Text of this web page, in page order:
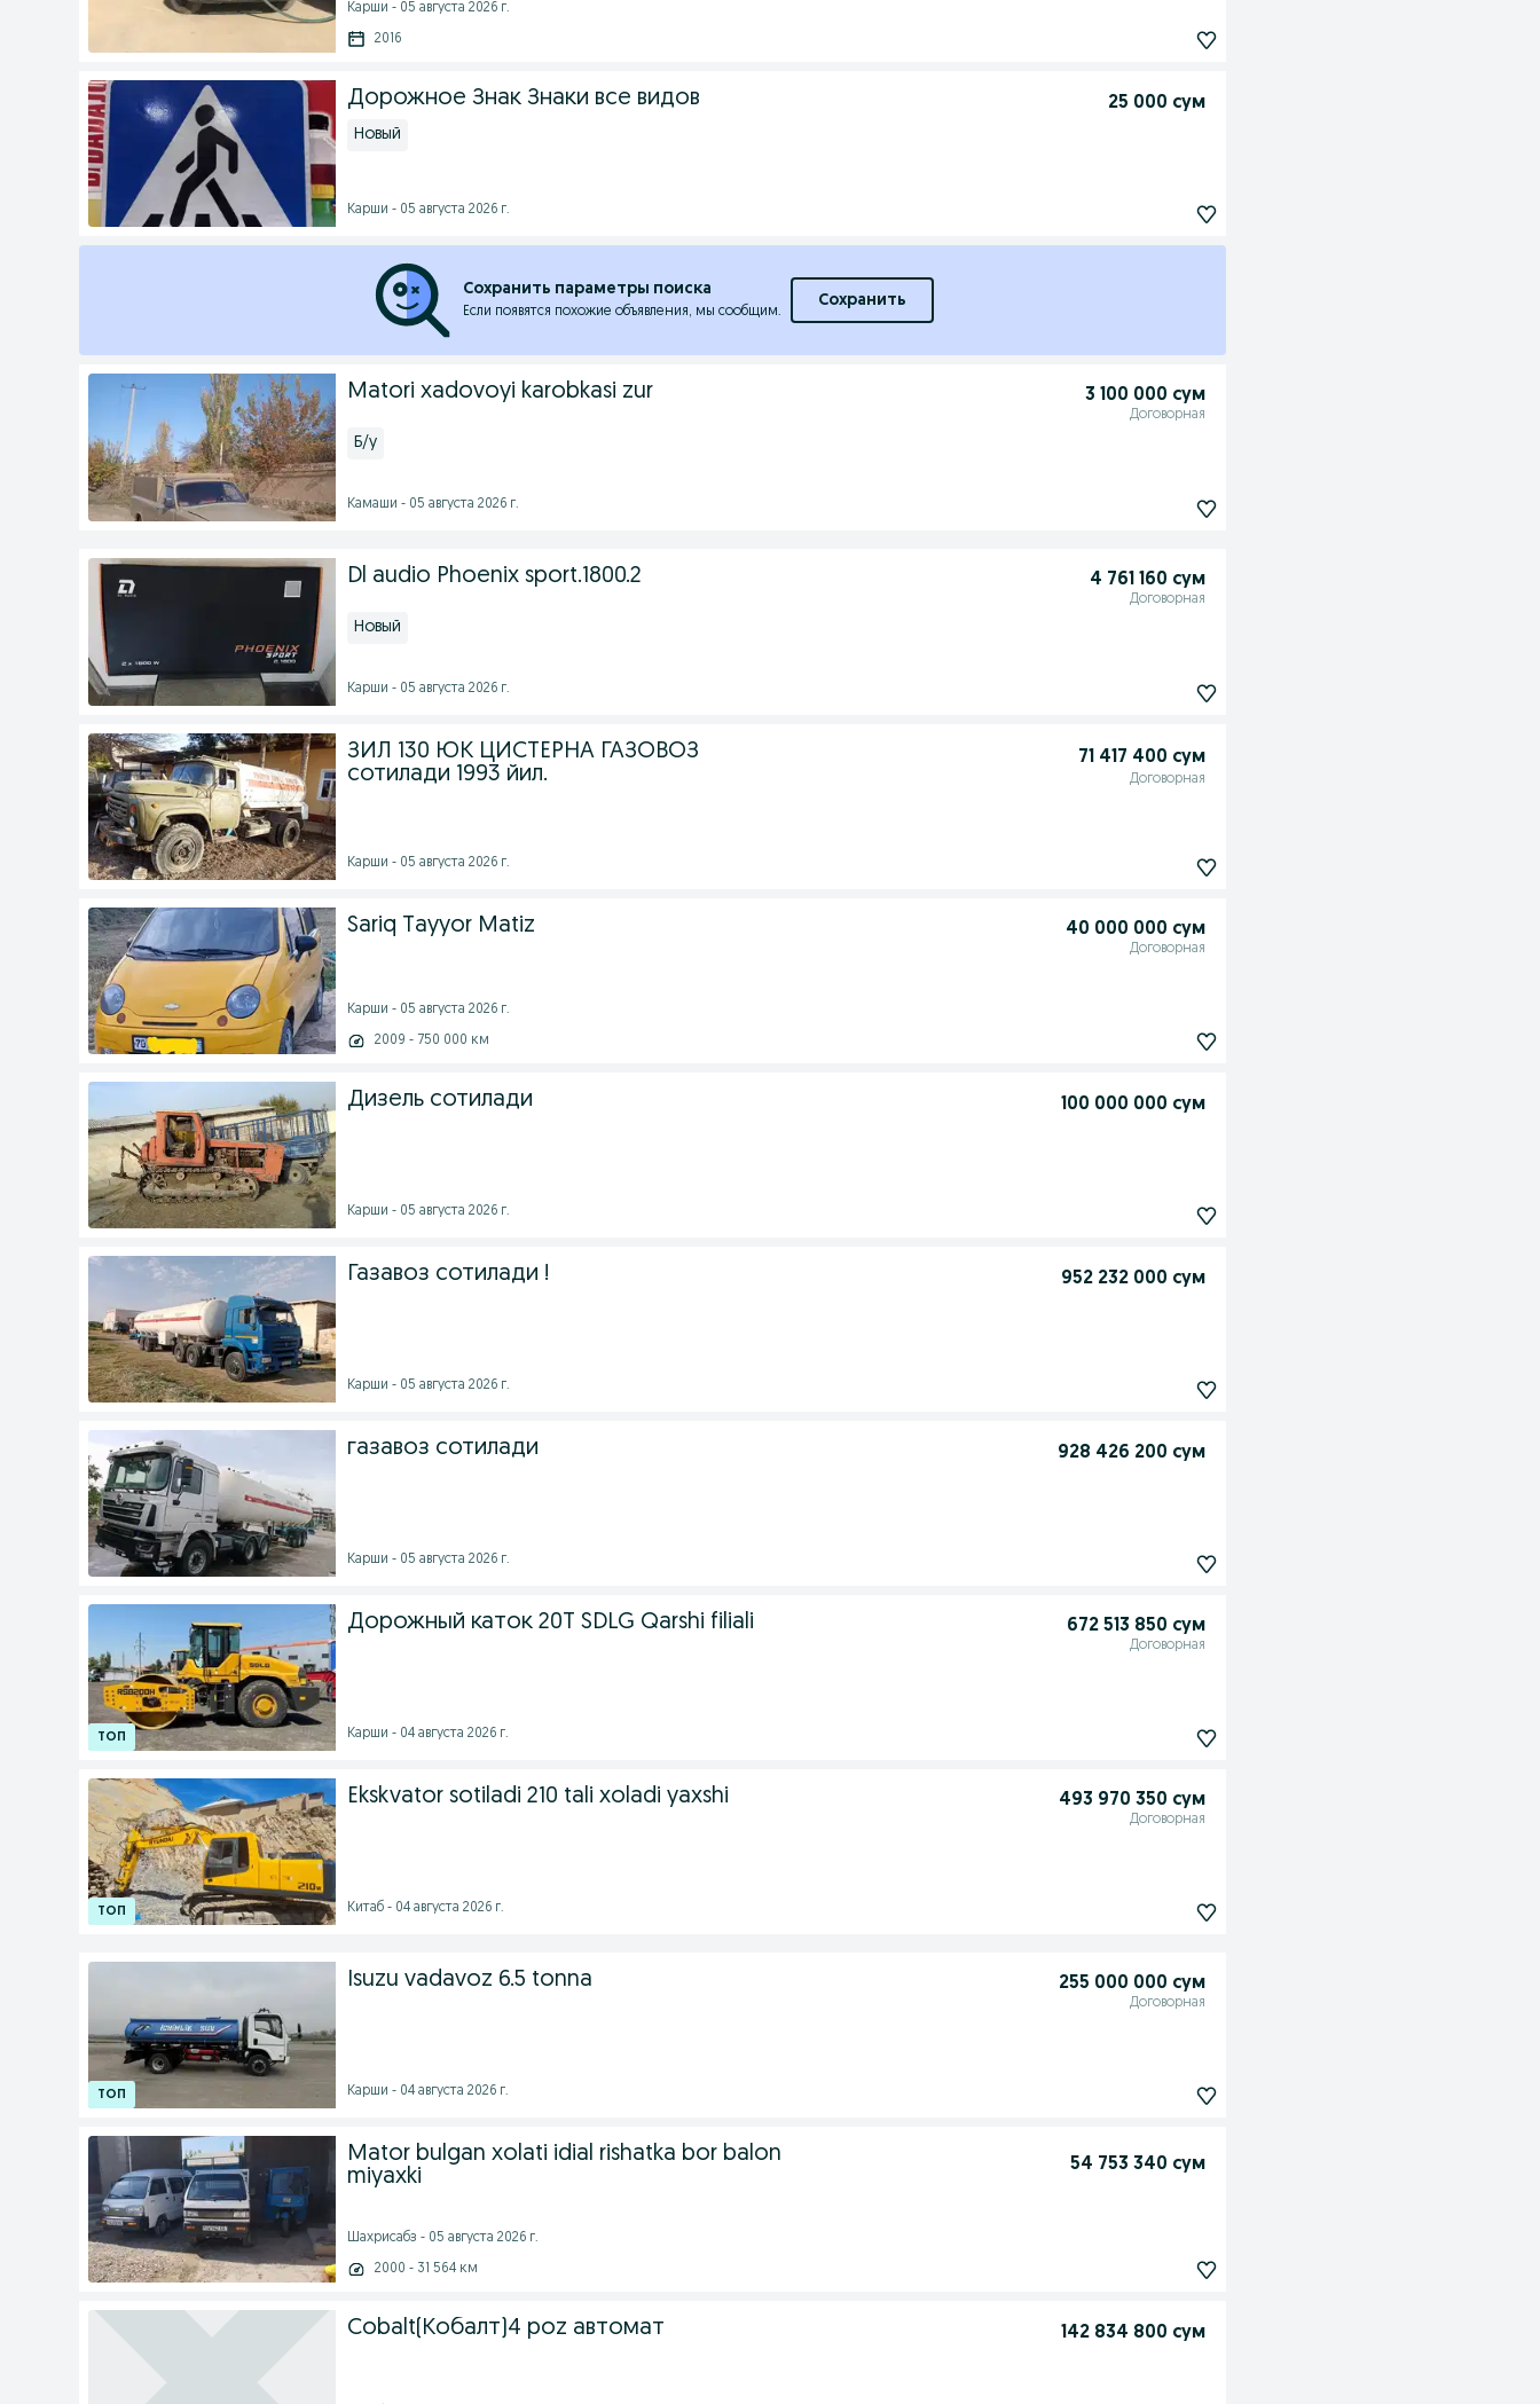
Карши - 05 августа 2026 г.
2016
Дорожное Знак Знаки все видов 25 000 сум
Новый
Карши - 05 августа 2026 г.
Сохранить параметры поиска
Если появятся похожие объявления, мы сообщим.
Сохранить
Matori xadovoyi karobkasi zur 3 100 000 сум
Договорная
Б/у
Камаши - 05 августа 2026 г.
Dl audio Phoenix sport.1800.2 4 761 160 сум
Договорная
Новый
Карши - 05 августа 2026 г.
ЗИЛ 130 ЮК ЦИСТЕРНА ГАЗОВОЗ
сотилади 1993 йил.
71 417 400 сум
Договорная
Карши - 05 августа 2026 г.
Sariq Tayyor Matiz 40 000 000 сум
Договорная
Карши - 05 августа 2026 г.
2009 - 750 000 км
Дизель сотилади 100 000 000 сум
Карши - 05 августа 2026 г.
Газавоз сотилади ! 952 232 000 сум
Карши - 05 августа 2026 г.
газавоз сотилади 928 426 200 сум
Карши - 05 августа 2026 г.
Дорожный каток 20T SDLG Qarshi filiali 672 513 850 сум
Договорная
Карши - 04 августа 2026 г.
Ekskvator sotiladi 210 tali xoladi yaxshi 493 970 350 сум
Договорная
Китаб - 04 августа 2026 г.
Isuzu vadavoz 6.5 tonna 255 000 000 сум
Договорная
Карши - 04 августа 2026 г.
Mator bulgan xolati idial rishatka bor balon
miyaxki
54 753 340 сум
Шахрисабз - 05 августа 2026 г.
2000 - 31 564 км
Cobalt(Кобалт)4 poz автомат 142 834 800 сум